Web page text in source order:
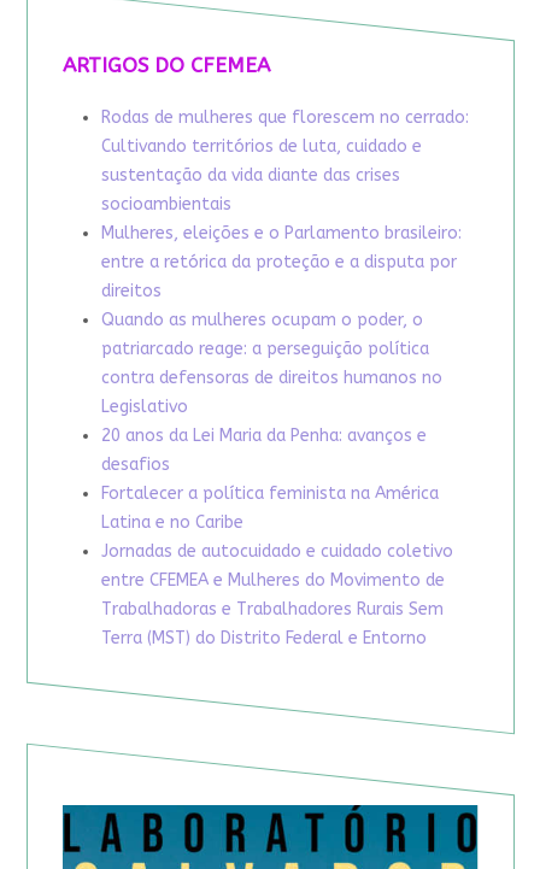
ARTIGOS DO CFEMEA
Rodas de mulheres que florescem no cerrado:
Cultivando territórios de luta, cuidado e
sustentação da vida diante das crises
socioambientais
Mulheres, eleições e o Parlamento brasileiro:
entre a retórica da proteção e a disputa por
direitos
Quando as mulheres ocupam o poder, o
patriarcado reage: a perseguição política
contra defensoras de direitos humanos no
Legislativo
20 anos da Lei Maria da Penha: avanços e
desafios
Fortalecer a política feminista na América
Latina e no Caribe
Jornadas de autocuidado e cuidado coletivo
entre CFEMEA e Mulheres do Movimento de
Trabalhadoras e Trabalhadores Rurais Sem
Terra (MST) do Distrito Federal e Entorno